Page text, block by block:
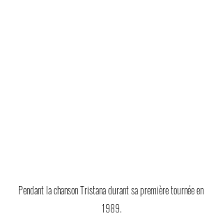
Pendant la chanson Tristana durant sa première tournée en
1989.